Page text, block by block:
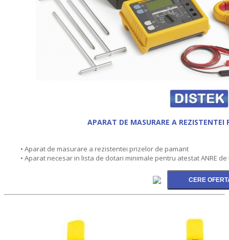
APARAT DE MASURARE A REZISTENTEI
• Aparat de masurare a rezistentei prizelor de pamant
• Aparat necesar in lista de dotari minimale pentru atestat ANRE de